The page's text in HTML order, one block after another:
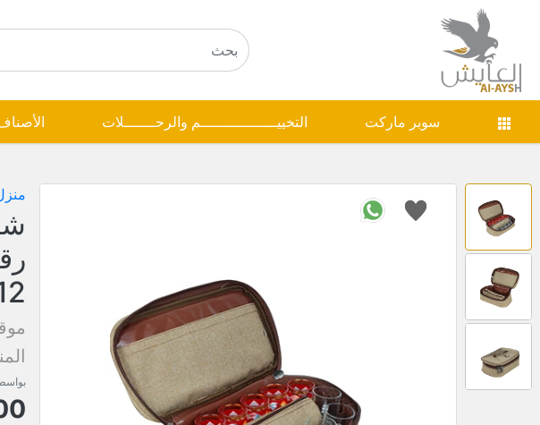
سوبر ماركت التخييـــــــــــــــــم والرحـــــــلات
المنتج